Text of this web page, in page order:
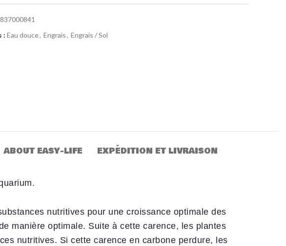
: Eau douce, Engrais, Engrais / Sol
ABOUT EASY-LIFE EXPÉDITION ET LIVRAISON
nutritives pour une croissance optimale des
manière optimale. Suite à cette carence, les plantes
nutritives. Si cette carence en carbone perdure, les